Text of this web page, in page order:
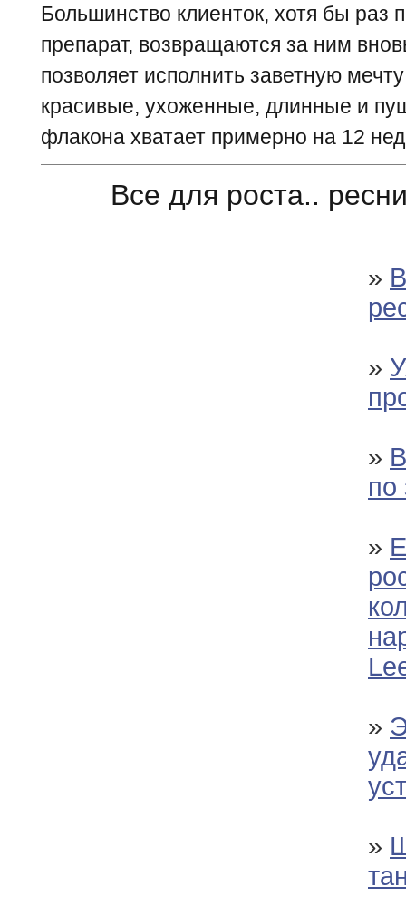
Большинство клиенток, хотя бы раз
препарат, возвращаются за ним
позволяет исполнить заветную
красивые, ухоженные, длинные и
флакона хватает примерно на 12
Все для роста..
»
»
»
по
»
»
»